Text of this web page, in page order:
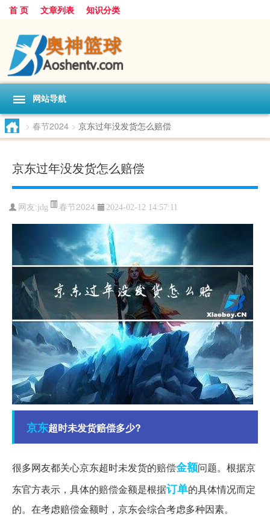
首 页 文章列表 知识分类
网站导航
> 春节2024 > 京东过年没发货怎么赔偿
京东过年没发货怎么赔偿
网友:jdg 春节2024 2024-02-12 14:57:11
京东超时未发货赔偿多少?
很多网友都关心京东超时未发货的赔偿金额问题。根据京
东官方表示，具体的赔偿金额是根据订单的具体情况而定
的。在考虑赔偿金额时，京东会综合考虑多种因素。